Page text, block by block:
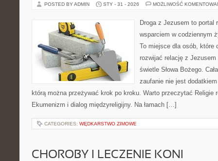
POSTED BY ADMIN STY - 31 - 2026 MOŻLIWOŚĆ
Droga z Jezusem to portal
wsparciem w codziennym
To miejsce dla osób, które
rozwijać relację z
świetle Słowa Bożego.
zaufanie nie jest
którą można przeżywać krok po kroku. Warto przeczytać Religie
Ekumenizm i dialog międzyreligijny. Na łamach […]
CATEGORIES: WĘDKARSTWO ZIMOWE
CHOROBY I LECZENIE KONI